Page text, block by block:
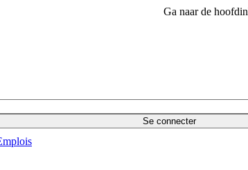
Ga naar de
Se connecter